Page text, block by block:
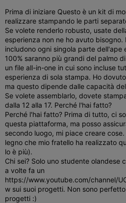
Prima di iniziare Questo è un kit di
realizzare stampando le parti
Se volete renderlo robusto, usate
esperienza non ne ho avuto bisogno.
includono ogni singola parte dell'ape
100% saranno più grandi del palmo
un file all-in-one in cui sono incluse
esperienza di sola stampa. Ho
ma questo dipende dalle capacità
Se volete assemblarlo, dovete
dalla 12 alla 17. Perché l'hai fatto?
Perché l'hai fatto? Prima di tutto, ci
questa piattaforma, ma posso
secondo luogo, mi piace creare
legno che mio fratello ha realizzato
lo è più).
Chi sei? Solo uno studente olandese
a volte fa un
https://www.youtube.com/channel/
w sui suoi progetti. Non sono
progetti :)